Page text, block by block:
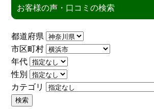
お客様の声・口コミの検索
都道府県
市区町村
年代
性別
カテゴリ
検索